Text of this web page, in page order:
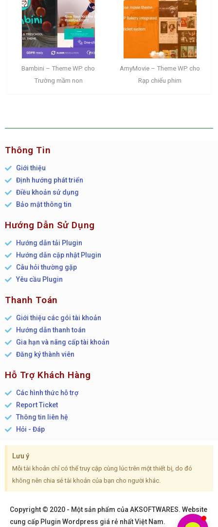
Bambini – Theme WP cho
Trường mầm non
AmyMovie – Theme WP cho
Rạp chiếu phim
Thông Tin
Giới thiệu
Định hướng phát triển
Điều khoản sử dụng
Bảo mật thông tin
Hướng Dẫn Sử Dụng
Hướng dẫn tải Plugin
Hướng dẫn cập nhật Plugin
Câu hỏi thường gặp
Yêu cầu Plugin
Thanh Toán
Giới thiệu các gói tài khoản
Hướng dẫn thanh toán
Gia hạn và nâng cấp tài khoản
Đăng ký thành viên
Hỗ Trợ Khách Hàng
Các hình thức hỗ trợ
Report Ticket
Thông tin liên hệ
Hỏi - Đáp
Lưu ý
Mỗi tài khoản chỉ có thể truy cập cùng lúc trên một thiết bị, do đó
không nên chia sẻ tài khoản của bạn cho người khác.
Copyright © 2020 - Một sản phẩm của AKSOFTWARES. Website
cung cấp Plugin Wordpress giá rẻ nhất Việt Nam.